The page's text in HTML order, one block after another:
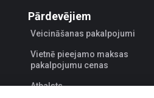
Pārdevējiem
Veicināšanas pakalpojumi
Vietnē pieejamo maksas
pakalpojumu cenas
Atbalsts